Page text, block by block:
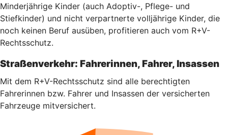
Minderjährige Kinder (auch Adoptiv-, Pflege- und
Stiefkinder) und nicht verpartnerte volljährige Kinder, die
noch keinen Beruf ausüben, profitieren auch vom R+V-
Rechtsschutz.
Straßenverkehr: Fahrerinnen, Fahrer, Insassen
Mit dem R+V-Rechtsschutz sind alle berechtigten
Fahrerinnen bzw. Fahrer und Insassen der versicherten
Fahrzeuge mitversichert.